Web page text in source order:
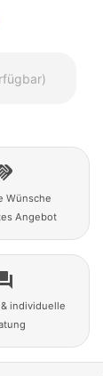
Wünsche
Angebot
individuelle